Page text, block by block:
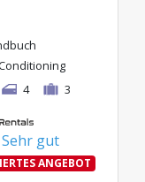
4 3
Sehr gut
ANGEBOT